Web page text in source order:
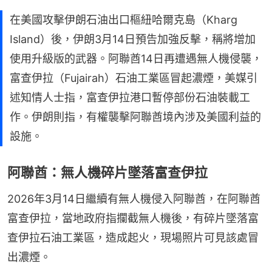
在美國攻擊伊朗石油出口樞紐哈爾克島（Kharg
Island）後，伊朗3月14日預告加強反擊，稱將增加
使用升級版的武器。阿聯酋14日再遭遇無人機侵襲，
富查伊拉（Fujairah）石油工業區冒起濃煙，美媒引
述知情人士指，富查伊拉港口暫停部份石油裝載工
作。伊朗則指，有權襲擊阿聯酋境內涉及美國利益的
設施。
阿聯酋：無人機碎片墜落富查伊拉
2026年3月14日繼續有無人機侵入阿聯酋，在阿聯酋
富查伊拉，當地政府指攔截無人機後，有碎片墜落富
查伊拉石油工業區，造成起火，現場照片可見該處冒
出濃煙。